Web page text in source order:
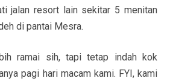
jalan resort lain sekitar 5 menitan
di pantai Mesra.
ramai sih, tapi tetap indah kok
pagi hari macam kami. FYI, kami